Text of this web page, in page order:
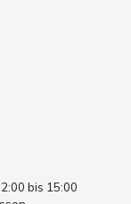
bis 15:00